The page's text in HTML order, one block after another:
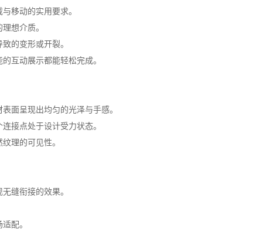
移动的实用要求。
想介质。
的变形或开裂。
互动展示都能轻松完成。
面呈现出均匀的光泽与手感。
接点处于设计受力状态。
理的可见性。
缝衔接的效果。
配。